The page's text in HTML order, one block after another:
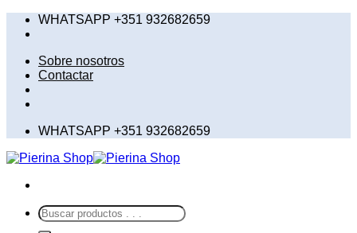
SaltarWHATSAPP +351 932682659
Sobre nosotros
Contactar
WHATSAPP +351 932682659
Buscar
por: